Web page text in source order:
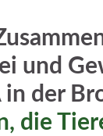
und
in der
die